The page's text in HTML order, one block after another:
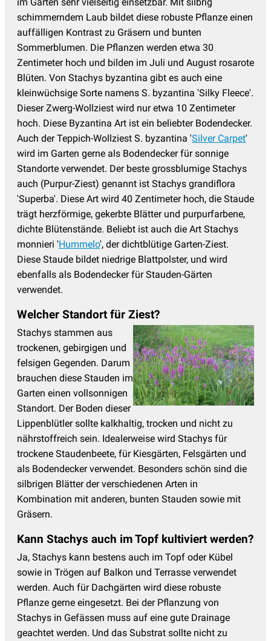
Saxifraga - Steinbrech(6)
Schafgarbe
(15)
Schleierkraut(9)
Schleifenblume(3)
Silberkerzen(7)
Skabiose(7)
Sonnenauge - Heliopsis
(3)
Sonnenbraut - Helenium(17)
Sonnenhut - Rudbeckia(8)
Sonnenröschen - Helianthemum(13)
Spornblume(2)
Staudenclematis (11)
Staudenhibiskus(13)
Sterndolde(8)
Storchschnabel(54)
Sumpfdotterblume - Caltha(3)
Taglilien(38)
Thymian - Thymus(19)
Tränendes Herz - Dicentra(4)
Trollblume(2)
Veilchen(6)
Wermut - Artemisia(9)
Wiesenknopf - Sanguisorba (10)
Winteraster - Chrysanthemum(12)
Wolfsmilch - Euphorbia(13)
Ziersalbei(15)
Ziest - Stachys(5)
schimmerndem Laub bildet diese robuste Pflanze einen
auffälligen Kontrast zu Gräsern und bunten
Sommerblumen. Die Pflanzen werden etwa 30
Zentimeter hoch und bilden im Juli und August rosarote
Blüten. Von Stachys byzantina gibt es auch eine
kleinwüchsige Sorte namens S. byzantina 'Silky Fleece'.
Dieser Zwerg-Wollziest wird nur etwa 10 Zentimeter
hoch. Diese Byzantina Art ist ein beliebter Bodendecker.
Auch der Teppich-Wollziest S. byzantina 'Silver Carpet'
wird im Garten gerne als Bodendecker für sonnige
Standorte verwendet. Der beste grossblumige Stachys
auch (Purpur-Ziest) genannt ist Stachys grandiflora
'Superba'. Diese Art wird 40 Zentimeter hoch, die Staude
trägt herzförmige, gekerbte Blätter und purpurfarbene,
dichte Blütenstände. Beliebt ist auch die Art Stachys
monnieri 'Hummelo', der dichtblütige Garten-Ziest.
Diese Staude bildet niedrige Blattpolster, und wird
ebenfalls als Bodendecker für Stauden-Gärten
verwendet.
Welcher Standort für Ziest?
Stachys stammen aus
trockenen, gebirgigen und
felsigen Gegenden. Darum
brauchen diese Stauden im
Garten einen vollsonnigen
Standort. Der Boden dieser
Lippenblütler sollte kalkhaltig, trocken und nicht zu
nährstoffreich sein. Idealerweise wird Stachys für
trockene Staudenbeete, für Kiesgärten, Felsgärten und
als Bodendecker verwendet. Besonders schön sind die
silbrigen Blätter der verschiedenen Arten in
Kombination mit anderen, bunten Stauden sowie mit
Gräsern.
Kann Stachys auch im Topf kultiviert werden?
Ja, Stachys kann bestens auch im Topf oder Kübel
sowie in Trögen auf Balkon und Terrasse verwendet
werden. Auch für Dachgärten wird diese robuste
Pflanze gerne eingesetzt. Bei der Pflanzung von
Stachys in Gefässen muss auf eine gute Drainage
geachtet werden. Und das Substrat sollte nicht zu